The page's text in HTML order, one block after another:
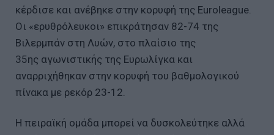
κέρδισε και ανέβηκε στην κορυφή της Euroleague.
Οι «ερυθρόλευκοι» επικράτησαν 82-74 της
Βιλερμπάν στη Λυών, στο πλαίσιο της
35ης αγωνιστικής της Ευρωλίγκα και
αναρριχήθηκαν στην κορυφή του βαθμολογικού
πίνακα με ρεκόρ 23-12.
Η πειραϊκή ομάδα μπορεί να δυσκολεύτηκε αλλά